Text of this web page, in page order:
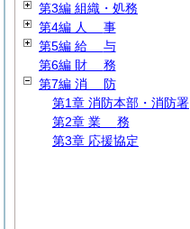
第3編 組織・処務
第4編 人 事
第5編 給 与
第6編 財 務
第7編 消 防
第1章 消防本部・消防署
第2章 業 務
第3章 応援協定